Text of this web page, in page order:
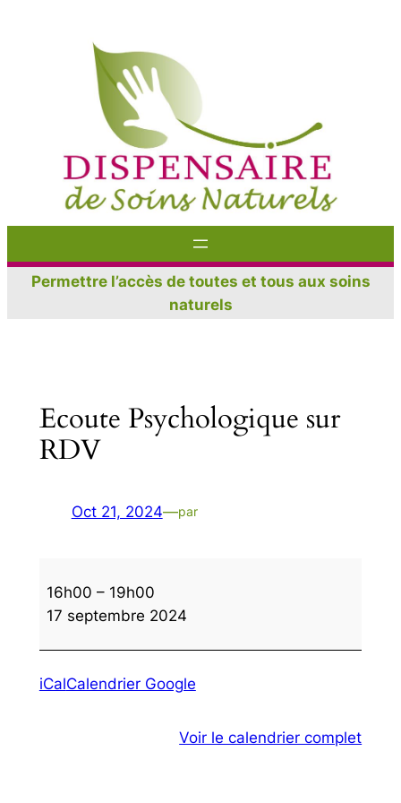
Permettre l’accès de toutes et tous aux soins
naturels
Ecoute Psychologique sur
RDV
Oct 21, 2024—par
Psychologique
sur
16h00 – 19h00
17 septembre 2024
iCalCalendrier Google
Voir le calendrier complet